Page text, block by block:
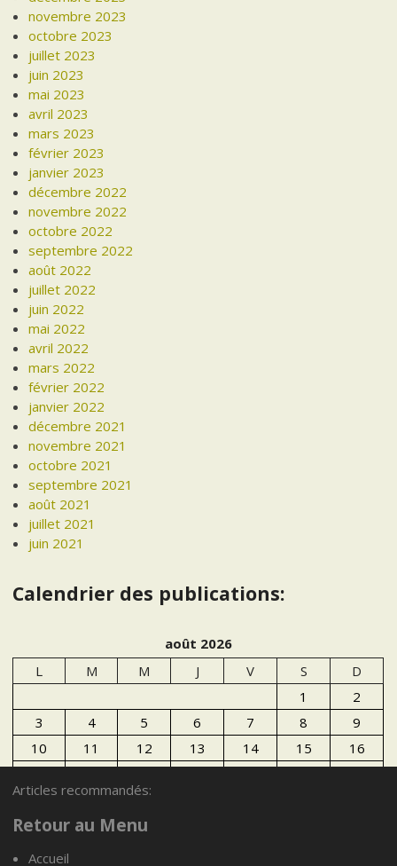
novembre 2023
octobre 2023
juillet 2023
juin 2023
mai 2023
avril 2023
mars 2023
février 2023
janvier 2023
décembre 2022
novembre 2022
octobre 2022
septembre 2022
août 2022
juillet 2022
juin 2022
mai 2022
avril 2022
mars 2022
février 2022
janvier 2022
décembre 2021
novembre 2021
octobre 2021
septembre 2021
août 2021
juillet 2021
juin 2021
Calendrier des publications:
août 2026
L
M M J V S
D
1
2
3
4 5 6 7 8
9
10
11 12 13 14 15
16
24
25 26
31
Articles recommandés:
Retour au Menu
Accueil